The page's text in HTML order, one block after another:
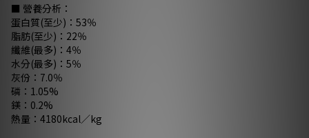
■ 營養分析：
蛋白質(至少)：53％
脂肪(至少)：22％
纖維(最多)：4％
水分(最多)：5％
灰份：7.0％
磷：1.05%
鎂：0.2%
熱量：4180kcal／kg